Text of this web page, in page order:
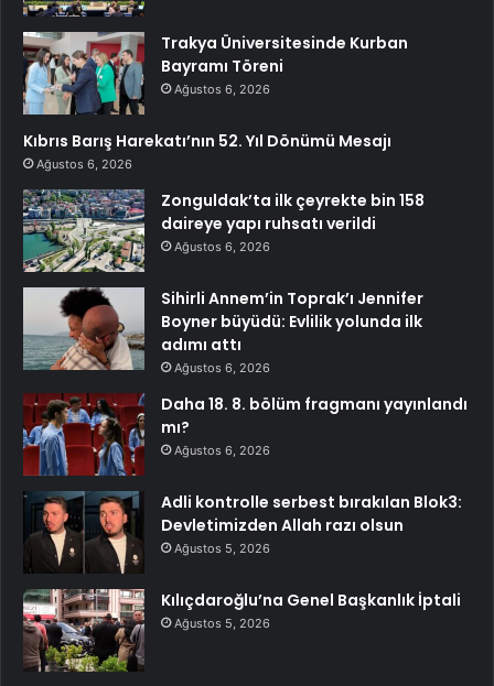
Trakya Üniversitesinde Kurban
Bayramı Töreni
Ağustos 6, 2026
Kıbrıs Barış Harekatı’nın 52. Yıl Dönümü Mesajı
Ağustos 6, 2026
Zonguldak’ta ilk çeyrekte bin 158
daireye yapı ruhsatı verildi
Ağustos 6, 2026
Sihirli Annem’in Toprak’ı Jennifer
Boyner büyüdü: Evlilik yolunda ilk
adımı attı
Ağustos 6, 2026
Daha 18. 8. bölüm fragmanı yayınlandı
mı?
Ağustos 6, 2026
Adli kontrolle serbest bırakılan Blok3:
Devletimizden Allah razı olsun
Ağustos 5, 2026
Kılıçdaroğlu’na Genel Başkanlık İptali
Ağustos 5, 2026